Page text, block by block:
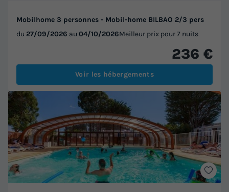
Mobilhome 3 personnes - Mobil-home BILBAO 2/3 pers
du 27/09/2026 au 04/10/2026Meilleur prix pour 7 nuits
236 €
Voir les hébergements